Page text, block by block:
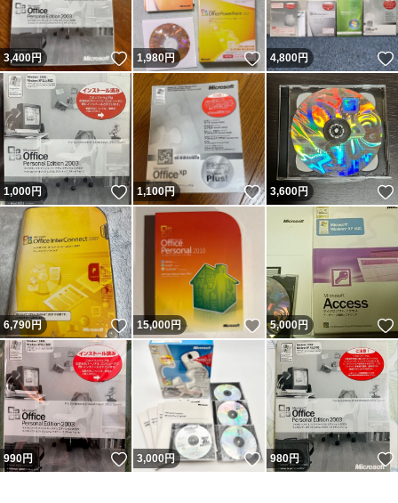
3,400円 いいね！
1,980円 いいね！
4,800円
1,000円 いいね！
1,100円 いいね！
3,600円
6,790円 いいね！
15,000円 いいね！
5,000円
990円 いいね！
3,000円 いいね！
980円